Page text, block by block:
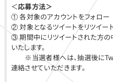
＜応募方法＞
① 各対象のアカウントをフォロー
② 対象となるツイートをリツイー
③ 期間中にリツイートされた方
いたします。
※当選者様へは、抽選後に
連絡させていただきます。